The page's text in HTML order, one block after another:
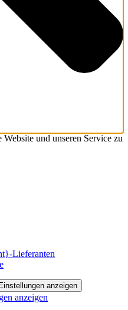
und unseren Service zu
Lieferanten
Einstellungen anzeigen
anzeigen